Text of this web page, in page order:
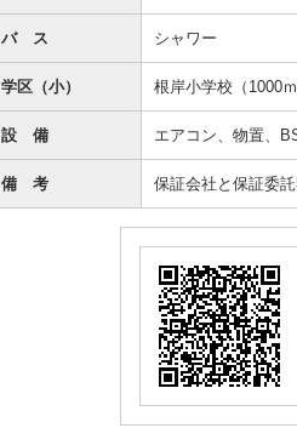
バ ス シャワー
学区（小） 根岸小学校（1000ｍ
設 備 エアコン、物置、
備 考 保証会社と保証委